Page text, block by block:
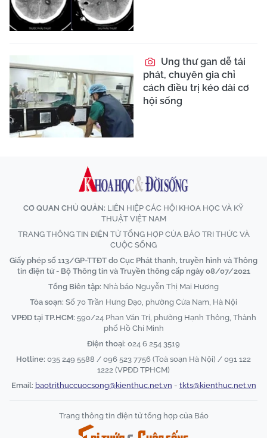
Ung thư gan dễ tái
phát, chuyên gia chỉ
cách điều trị kéo dài cơ
hội sống
CƠ QUAN CHỦ QUẢN: LIÊN HIỆP CÁC HỘI KHOA HỌC VÀ KỸ
THUẬT VIỆT NAM
TRANG THÔNG TIN ĐIỆN TỬ TỔNG HỢP CỦA BÁO TRI THỨC VÀ
CUỘC SỐNG
Giấy phép số 113/GP-TTĐT do Cục Phát thanh, truyền hình và Thông
tin điện tử - Bộ Thông tin và Truyền thông cấp ngày 08/07/2021
Tổng Biên tập: Nhà báo Nguyễn Thị Mai Hương
Tòa soạn: Số 70 Trần Hưng Đạo, phường Cửa Nam, Hà Nội
VPĐD tại TP.HCM: 590/24 Phan Văn Trị, phường Hạnh Thông, Thành
phố Hồ Chí Minh
Điện thoại: 024 6 254 3519
Hotline: 035 249 5588 / 096 523 7756 (Toà soạn Hà Nội) / 091 122
1222 (VPĐD TPHCM)
Email: baotrithuccuocsong@kienthuc.net.vn - tkts@kienthuc.net.vn
Trang thông tin điện tử tổng hợp của Báo